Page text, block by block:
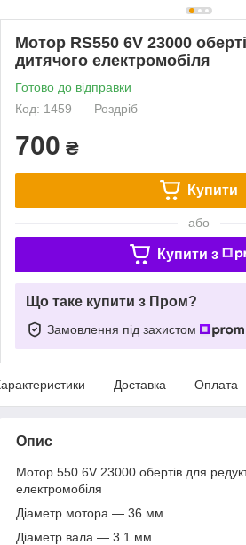
Мотор RS550 6V 23000
дитячого електромобіля
Готово до відправки
Код: 1459
Роздріб
700 ₴
Купити
або
Купити з
Що таке купити з Пром?
Замовлення під захистом
Доставка Оплата
Опис
Мотор 550 6V 23000 обертів для
електромобіля
Діаметр мотора — 36 мм
Діаметр вала — 3.1 мм